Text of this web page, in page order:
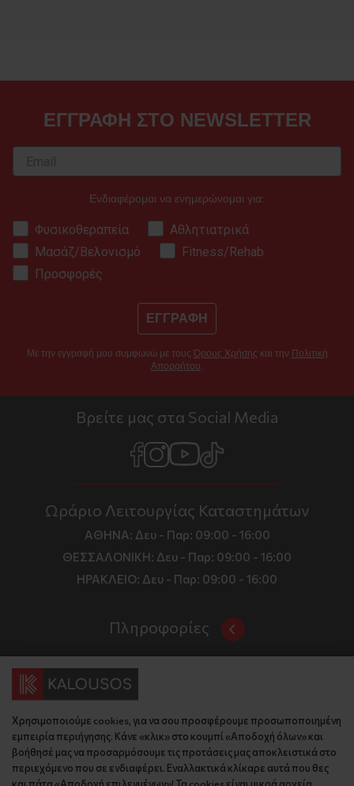
ΕΓΓΡΑΦΗ ΣΤΟ NEWSLETTER
Ενδιαφέρομαι να ενημερώνομαι για:
Φυσικοθεραπεία
Αθλητιατρικά
Μασάζ/Βελονισμό
Fitness/Rehab
Προσφορές
ΕΓΓΡΑΦΗ
Με την εγγραφή μου συμφωνώ με τους Όρους Χρήσης και την Πολιτική
Απορρήτου.
Βρείτε μας στα Social Media
Ωράριο Λειτουργίας Καταστημάτων
ΑΘΗΝΑ: Δευ - Παρ: 09:00 - 16:00
ΘΕΣΣΑΛΟΝΙΚΗ: Δευ - Παρ: 09:00 - 16:00
ΗΡΑΚΛΕΙΟ: Δευ - Παρ: 09:00 - 16:00
Πληροφορίες
Όροι και Προϋποθέσεις
Τιμές, Τρόποι Αποστολής και Πληρωμής
Πολιτική Απορρήτου
Κώδικας Δεοντολογίας
Εταιρικό Προφίλ
KLoop - Loyalty Program
Επικοινωνία
Διεύθυνση
Έδρα: Γράμμου 29, 18345 , Μοσχάτο Αττική
Θεσ/νίκη: Λυσάνδρου 8, 54642, Θεσσαλονίκη
Κρήτη: Θερίσου 52, 71305, Ηράκλειο
Βρείτε μας στον χάρτη
Χρησιμοποιούμε cookies, για να σου προσφέρουμε προσωποποιημένη
εμπειρία περιήγησης. Κάνε «κλικ» στο κουμπί «Αποδοχή όλων» και
βοήθησέ μας να προσαρμόσουμε τις προτάσεις μας αποκλειστικά στο
περιεχόμενο που σε ενδιαφέρει. Εναλλακτικά κλίκαρε αυτά που θες
και πάτα «Αποδοχή επιλεγμένων»! Τα cookies είναι μικρά αρχεία